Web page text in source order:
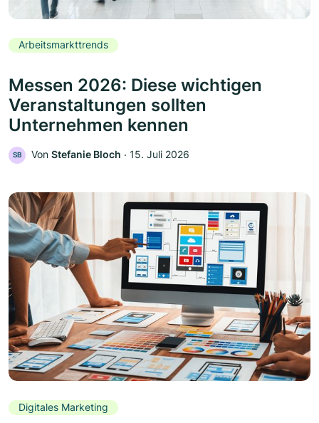
Arbeitsmarkttrends
Messen 2026: Diese wichtigen
Veranstaltungen sollten
Unternehmen kennen
SB Von Stefanie Bloch ‧ 15. Juli 2026
Digitales Marketing